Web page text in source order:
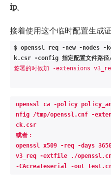
ip。
接着使用这个临时配置生成
$ openssl req -new -nodes -
k.csr -config 指定配置文件路
签署的时候加 -extensions
openssl ca -policy
nfig /tmp/openssl.cnf -
ck.csr
或者：
openssl x509 -req -days
v3_req -extfile ./
-CAcreateserial -out